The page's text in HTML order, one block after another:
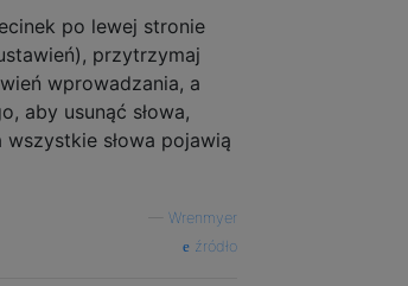
po lewej stronie
przytrzymaj
wprowadzania, a
aby usunąć słowa,
słowa pojawią
Wrenmyer
źródło